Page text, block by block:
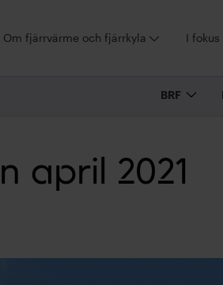
Om fjärrvärme och fjärrkyla I fokus
BRF
april 2021